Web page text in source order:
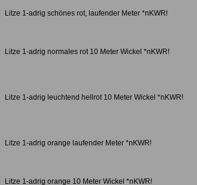
Litze 1-adrig schönes rot, laufender Meter *nKWR!
Litze 1-adrig normales rot 10 Meter Wickel *nKWR!
Litze 1-adrig leuchtend hellrot 10 Meter Wickel *nKWR!
Litze 1-adrig orange laufender Meter *nKWR!
Litze 1-adrig orange 10 Meter Wickel *nKWR!